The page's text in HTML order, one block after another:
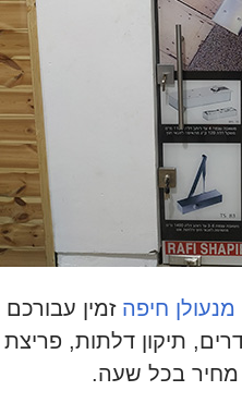
מנעולן חיפה זמין עבורכם בכל שעה
תיקון דלתות,
מחיר בכל שעה.